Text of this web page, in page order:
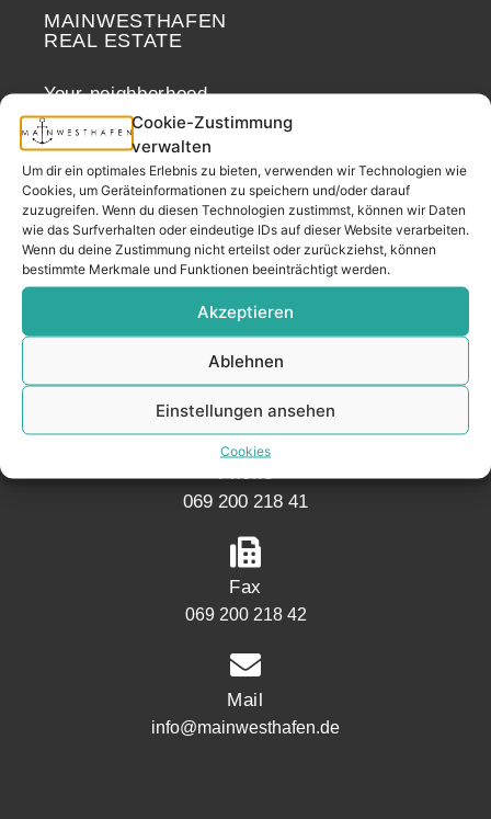
Cookie-Zustimmung
verwalten
Um dir ein optimales Erlebnis zu bieten, verwenden wir Technologien wie
Cookies, um Geräteinformationen zu speichern und/oder darauf
zuzugreifen. Wenn du diesen Technologien zustimmst, können wir Daten
wie das Surfverhalten oder eindeutige IDs auf dieser Website verarbeiten.
Wenn du deine Zustimmung nicht erteilst oder zurückziehst, können
bestimmte Merkmale und Funktionen beeinträchtigt werden.
Akzeptieren
Ablehnen
Einstellungen ansehen
Cookies
MAINWESTHAFEN
REAL ESTATE
Your neighborhood
real estate partner.
– since 2017.
CONTACT
Address
Mainwesthafen Immobilien
Speicherstraße 5
60327 Frankfurt
Phone
069 200 218 41
Fax
069 200 218 42
Mail
info@mainwesthafen.de